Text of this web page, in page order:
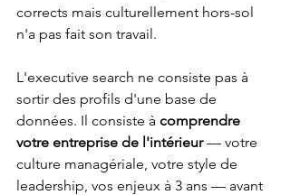
corrects mais culturellement hors-sol
n'a pas fait son travail.
L'executive search ne consiste pas à
sortir des profils d'une base de
données. Il consiste à comprendre
votre entreprise de l'intérieur — votre
culture managériale, votre style de
leadership, vos enjeux à 3 ans — avant